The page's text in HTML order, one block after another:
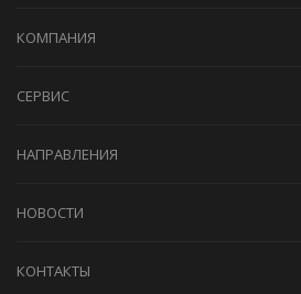
КОМПАНИЯ
СЕРВИС
НАПРАВЛЕНИЯ
НОВОСТИ
КОНТАКТЫ